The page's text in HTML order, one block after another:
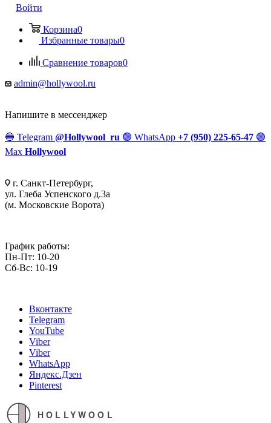
Войти
Корзина0
Избранные товары0
Сравнение товаров0
admin@hollywool.ru
Напишите в мессенджер
🔵 Telegram @Hollywool_ru 🟢 WhatsApp +7 (950) 225-65-47 🟣
Max Hollywool
г. Санкт-Петербург,
ул. Глеба Успенского д.3а
(м. Московские Ворота)
График работы:
Пн-Пт: 10-20
Сб-Вс: 10-19
Вконтакте
Telegram
YouTube
Viber
Viber
WhatsApp
Яндекс.Дзен
Pinterest
HOLLYWOOL